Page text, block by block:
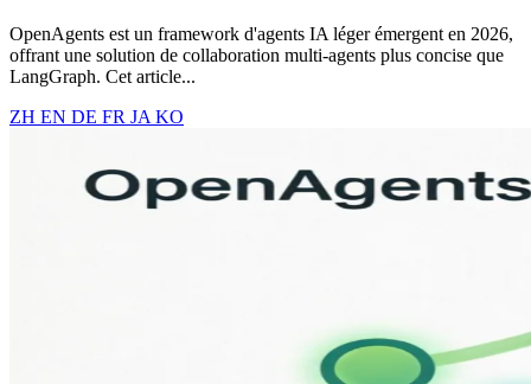
OpenAgents est un framework d'agents IA léger émergent en 2026,
offrant une solution de collaboration multi-agents plus concise que
LangGraph. Cet article...
ZH EN DE FR JA KO